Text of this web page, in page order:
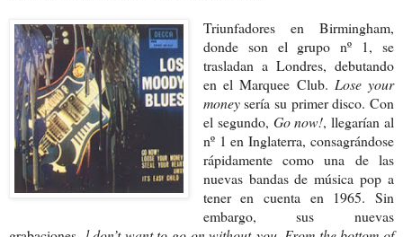
Triunfadores en Birmingham,
donde son el grupo nº 1, se
trasladan a Londres, debutando
en el Marquee Club. Lose your
moneysería su primer disco. Con
el segundo, Go now!, llegarían al
nº 1 en Inglaterra, consagrándose
rápidamente como una de las
nuevas bandas de música pop a
tener en cuenta en 1965. Sin
embargo, sus nuevas